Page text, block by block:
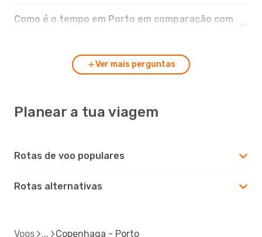
Como é o tempo em Porto em comparação com
Ver mais perguntas
Planear a tua viagem
Rotas de voo populares
Rotas alternativas
Voos Copenhaga - Porto